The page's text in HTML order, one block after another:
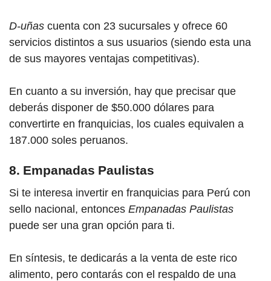
D-uñas cuenta con 23 sucursales y ofrece 60
servicios distintos a sus usuarios (siendo esta una
de sus mayores ventajas competitivas).
En cuanto a su inversión, hay que precisar que
deberás disponer de $50.000 dólares para
convertirte en franquicias, los cuales equivalen a
187.000 soles peruanos.
8. Empanadas Paulistas
Si te interesa invertir en franquicias para Perú con
sello nacional, entonces Empanadas Paulistas
puede ser una gran opción para ti.
En síntesis, te dedicarás a la venta de este rico
alimento, pero contarás con el respaldo de una